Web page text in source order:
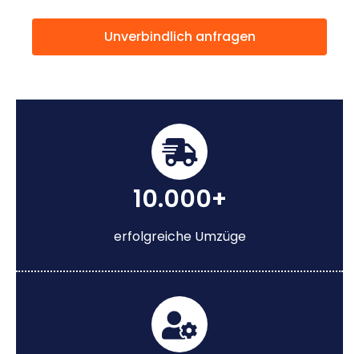
Unverbindlich anfragen
10.000+
erfolgreiche Umzüge